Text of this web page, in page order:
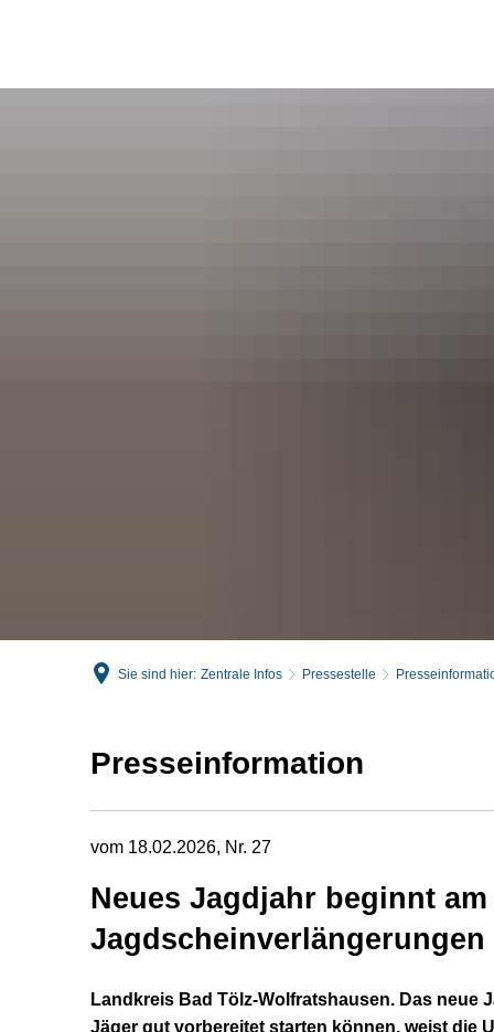
Sie sind hier: Zentrale Infos Pressestelle
Presseinformation
vom 18.02.2026, Nr. 27
Neues Jagdjahr beginnt
Landkreis Bad Tölz-Wolfratshausen. Das neue
Jäger gut vorbereitet starten können, weist die